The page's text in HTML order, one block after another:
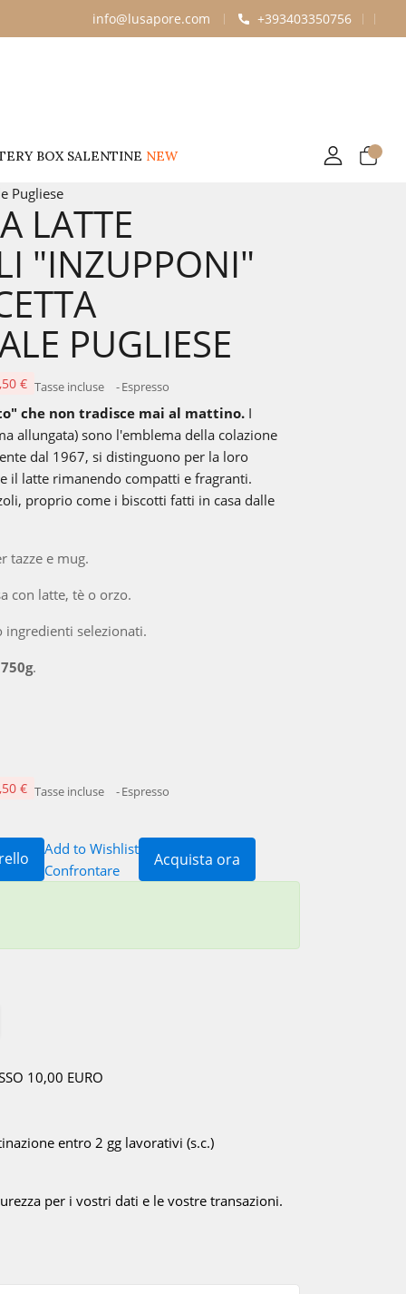
info@lusapore.com +393403350756
BOX SALENTINE NEW
Pugliese
LATTE
"INZUPPONI"
PUGLIESE
€ Tasse incluse Espresso
che non tradisce mai al mattino. I
allungata) sono l'emblema della colazione
dal 1967, si distinguono per la loro
il latte rimanendo compatti e fragranti.
proprio come i biscotti fatti in casa dalle
tazze e mug.
con latte, tè o orzo.
ingredienti selezionati.
.
€ Tasse incluse Espresso
Add to Wishlist
Confrontare
Acquista ora
10,00 EURO
entro 2 gg lavorativi (s.c.)
per i vostri dati e le vostre transazioni.